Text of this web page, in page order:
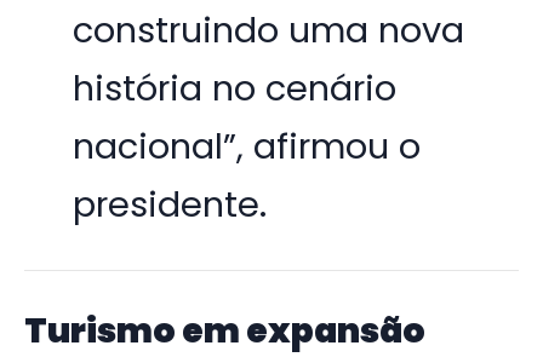
construindo uma nova
história no cenário
nacional”, afirmou o
presidente.
Turismo em expansão